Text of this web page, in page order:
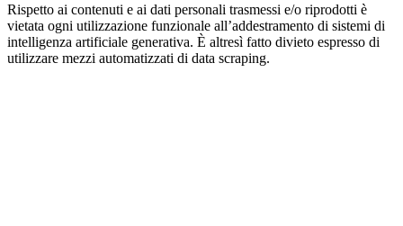
Rispetto ai contenuti e ai dati personali trasmessi e/o riprodotti è
vietata ogni utilizzazione funzionale all’addestramento di sistemi di
intelligenza artificiale generativa. È altresì fatto divieto espresso di
utilizzare mezzi automatizzati di data scraping.